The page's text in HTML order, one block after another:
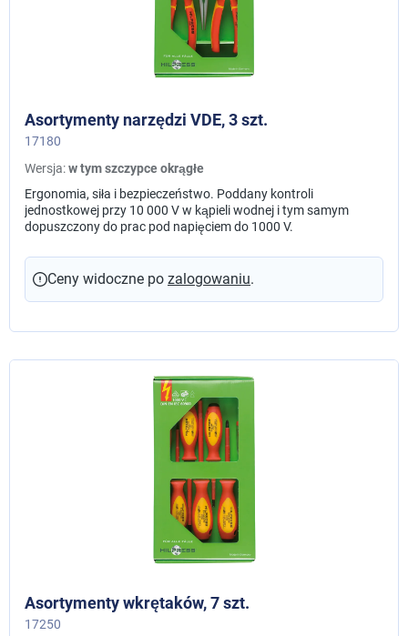
Asortymenty narzędzi VDE, 3 szt.
17180
Wersja:w tym szczypce okrągłe
Ergonomia, siła i bezpieczeństwo. Poddany kontroli
jednostkowej przy 10 000 V w kąpieli wodnej i tym samym
dopuszczony do prac pod napięciem do 1000 V.
Ceny widoczne po zalogowaniu.
Asortymenty wkrętaków, 7 szt.
17250